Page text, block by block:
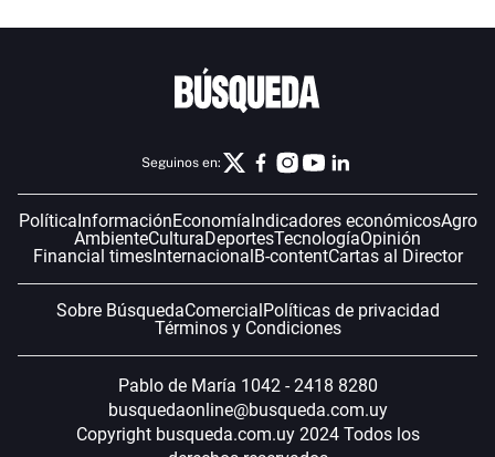
Seguinos en:
Política InformaciónEconomía Indicadores económicosAgro
AmbienteCulturaDeportesTecnologíaOpinión
Financial timesInternacional B-contentCartas al Director
Sobre BúsquedaComercial Políticas de privacidad
Términos y Condiciones
Pablo de María 1042 - 2418 8280
busquedaonline@busqueda.com.uy
Copyright busqueda.com.uy 2024 Todos los